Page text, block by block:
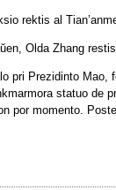
rektis al
Olda Zhang
pri Prezidinto
statuo de
por momento.